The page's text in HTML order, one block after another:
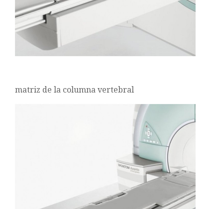
matriz de la columna vertebral